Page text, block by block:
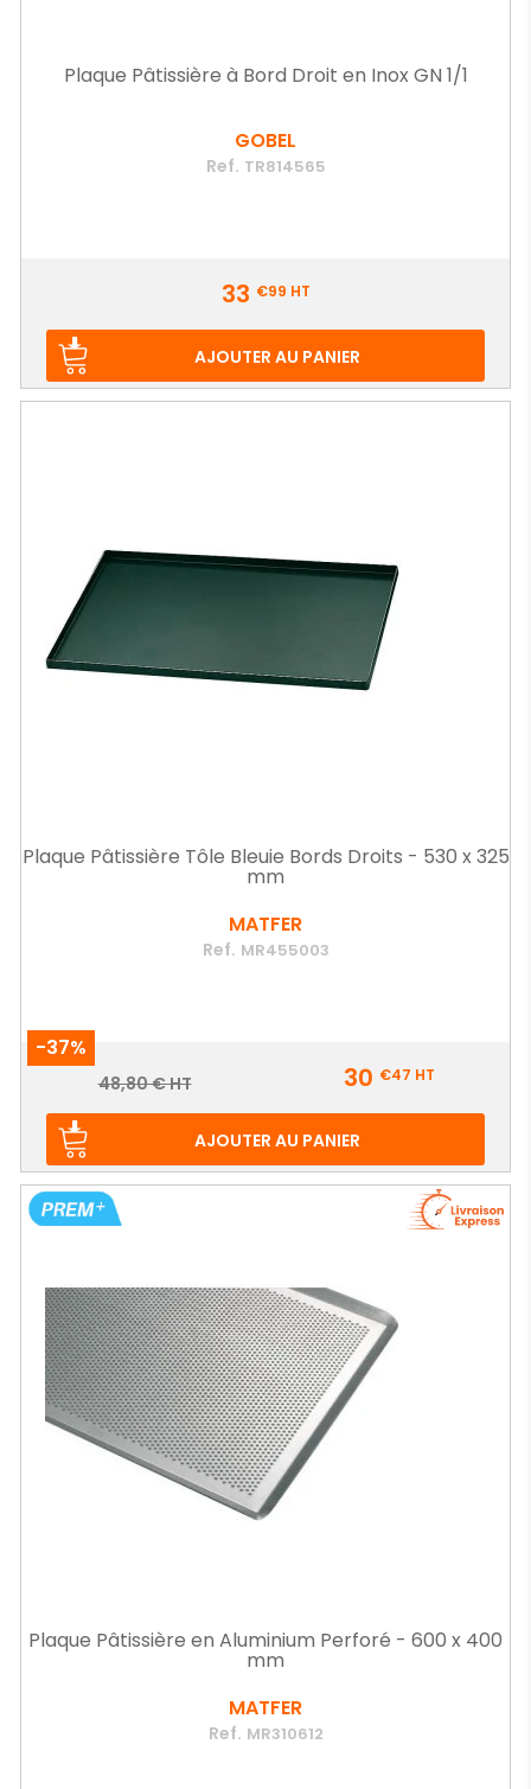
Plaque Pâtissière à Bord Droit en Inox GN 1/1
GOBEL
Ref. TR814565
33 €99 HT
AJOUTER AU PANIER
Plaque Pâtissière Tôle Bleuie Bords Droits - 530 x 325
mm
MATFER
Ref. MR455003
-37%
Prix
Prix
48,80 € HT 30 €47 HT
AJOUTER AU PANIER
Plaque Pâtissière en Aluminium Perforé - 600 x 400
mm
MATFER
Ref. MR310612